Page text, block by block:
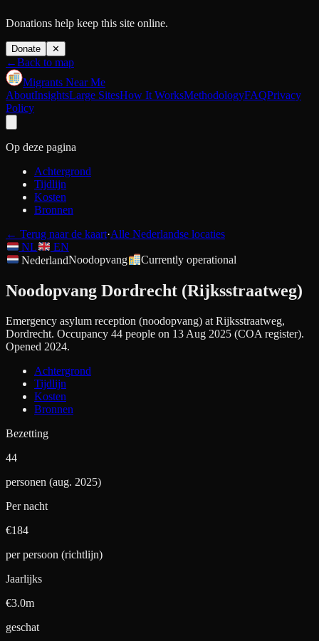
Donations help keep this site online.
Donate ✕
←Back to map
Migrants Near Me
AboutInsightsLarge SitesHow It WorksMethodologyFAQPrivacy
Policy
Op deze pagina
Achtergrond
Tijdlijn
Kosten
Bronnen
← Terug naar de kaart·Alle Nederlandse locaties
NL
EN
NederlandNoodopvang Currently operational
Noodopvang Dordrecht (Rijksstraatweg)
Emergency asylum reception (noodopvang) at Rijksstraatweg,
Dordrecht. Occupancy 44 people on 13 Aug 2025 (COA register).
Opened 2024.
Achtergrond
Tijdlijn
Kosten
Bronnen
Bezetting
44
personen (aug. 2025)
Per nacht
€184
per persoon (richtlijn)
Jaarlijks
€3.0m
geschat